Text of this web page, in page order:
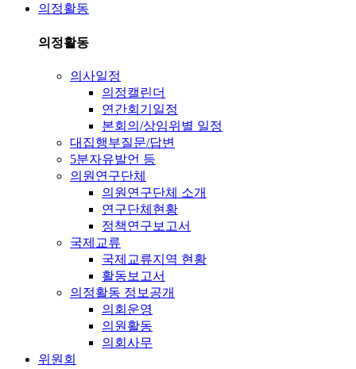
의정활동
의정활동
의사일정
의정캘린더
연간회기일정
본회의/상임위별 일정
대집행부질문/답변
5분자유발언 등
의원연구단체
의원연구단체 소개
연구단체현황
정책연구보고서
국제교류
국제교류지역 현황
활동보고서
의정활동 정보공개
의회운영
의원활동
의회사무
위원회